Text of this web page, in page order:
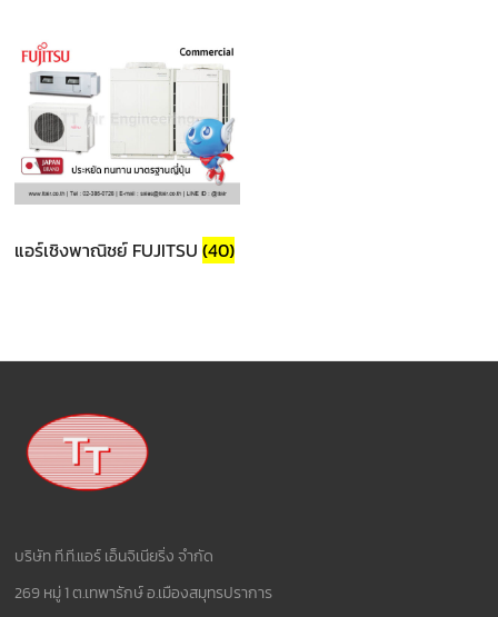
แอร์เชิงพาณิชย์ FUJITSU(40)
บริษัท ที.ที.แอร์ เอ็นจิเนียริ่ง จำกัด
269 หมู่ 1 ต.เทพารักษ์ อ.เมืองสมุทรปราการ